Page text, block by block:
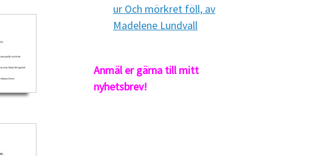
ur Och mörkret föll, av
Madelene Lundvall
Anmäl er gärna till mitt
nyhetsbrev!